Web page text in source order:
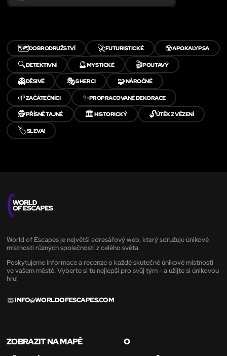
🗺️DOBRODRUŽSTVÍ 🚀FUTURISTICKÉ ☢️APOKALYPSA
🔍DETEKTIVNÍ 🔮MYSTICKÉ 🎬POUTAVÝ
👻DĚSIVÉ 🎭S HERCI 🧩NÁROČNÉ
🌱ZAČÁTEČNÍCI ✨PROPRACOVANÉ DEKORACE
🕵️PŘÍSNĚ TAJNÉ 🏛️HISTORICKÝ 🔓ÚTĚK Z VĚZENÍ
🏷️SLEVA!
World of Escapes je největší adresářový web, který sdružuje únikové
místnosti různých společností z celého světa.
Poskytujeme informace a recenze o každé skutečné únikové místnosti
ve vašem městě. Vyberte si tu nejlepší pro svůj tým - a užijte si únikovou
hru!
INFO@WORLDOFESCAPES.COM
ZOBRAZIT NA MAPĚ
O